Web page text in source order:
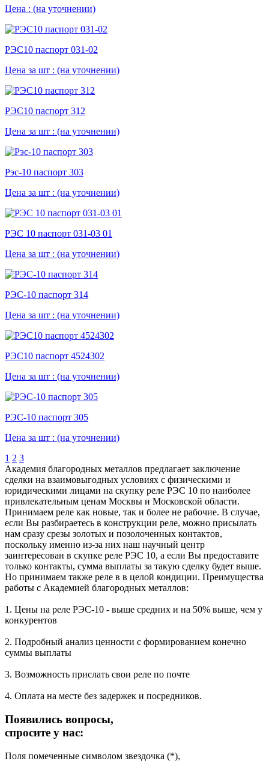
Цена : (на уточнении)
РЭС10 паспорт 031-02
Цена за шт : (на уточнении)
РЭС10 паспорт 312
Цена за шт : (на уточнении)
Рэс-10 паспорт 303
Цена за шт : (на уточнении)
РЭС 10 паспорт 031-03 01
Цена за шт : (на уточнении)
РЭС-10 паспорт 314
Цена за шт : (на уточнении)
РЭС10 паспорт 4524302
Цена за шт : (на уточнении)
РЭС-10 паспорт 305
Цена за шт : (на уточнении)
1 2 3
Академия благородных металлов предлагает заключение
сделки на взаимовыгодных условиях с физическими и
юридическими лицами на скупку реле РЭС 10 по наиболее
привлекательным ценам Москвы и Московской области.
Принимаем реле как новые, так и более не рабочие. В случае,
если Вы разбираетесь в конструкции реле, можно присылать
нам сразу срезы золотых и позолоченных контактов,
поскольку именно из-за них наш научный центр
заинтересован в скупке реле РЭС 10, а если Вы предоставите
только контакты, сумма выплаты за такую сделку будет выше.
Но принимаем также реле в в целой кондиции. Преимущества
работы с Академией благородных металлов:
1. Цены на реле РЭС-10 - выше средних и на 50% выше, чем у
конкурентов
2. Подробный анализ ценности с формированием конечно
суммы выплаты
3. Возможность прислать свои реле по почте
4. Оплата на месте без задержек и посредников.
Появились вопросы,
спросите у нас:
Поля помеченные символом звездочка (*),